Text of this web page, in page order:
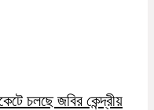
চলছে জবির কেন্দ্রীয়